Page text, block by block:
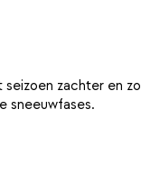
zachter en
sneeuwfases.